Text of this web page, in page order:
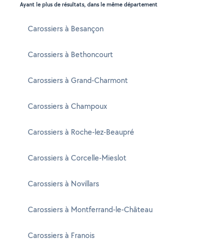
Ayant le plus de résultats, dans le même département
Carossiers à Besançon
Carossiers à Bethoncourt
Carossiers à Grand-Charmont
Carossiers à Champoux
Carossiers à Roche-lez-Beaupré
Carossiers à Corcelle-Mieslot
Carossiers à Novillars
Carossiers à Montferrand-le-Château
Carossiers à Franois